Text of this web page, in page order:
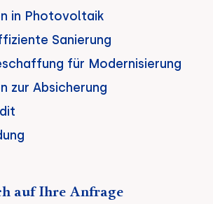
in Photovoltaik
Sanierung
für Modernisierung
zur Absicherung
auf Ihre Anfrage